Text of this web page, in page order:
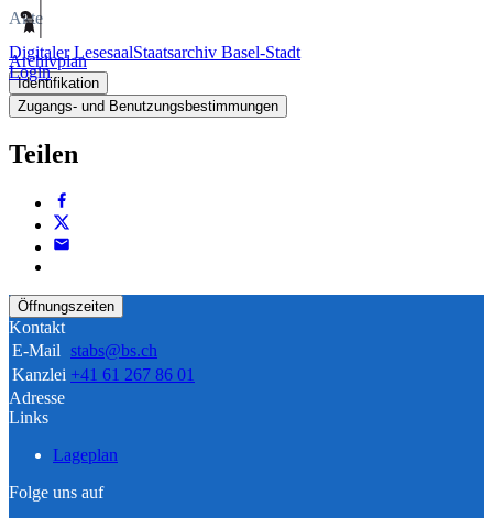
Digitaler LesesaalStaatsarchiv Basel-Stadt
Login
Akte
Archivplan
Identifikation
Zugangs- und Benutzungsbestimmungen
Teilen
Öffnungszeiten
Kontakt
E-Mail stabs@bs.ch
Kanzlei +41 61 267 86 01
Adresse
Links
Lageplan
Folge uns auf